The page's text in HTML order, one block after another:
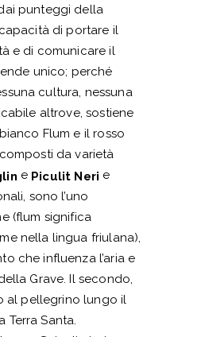
punteggi della
di portare il
e di comunicare il
unico; perché
cultura, nessuna
altrove, sostiene
Flum e il rosso
da varietà
e Piculit Neri e
sono l’uno
(flum significa
nella lingua friulana),
che influenza l’aria e
Grave. Il secondo,
al pellegrino lungo il
Terra Santa.